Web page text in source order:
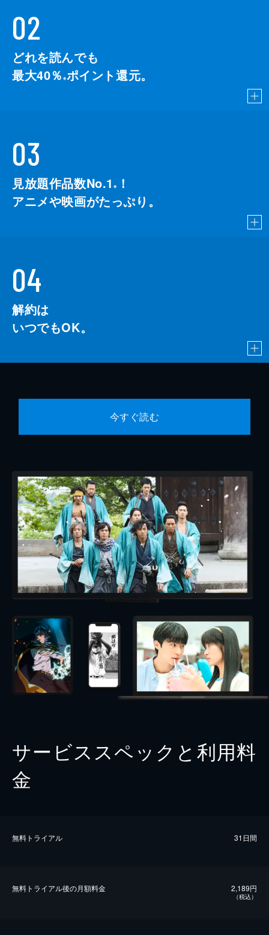
02
どれを読んでも
最大40％ ※ポイント還元。
03
見放題作品数No.1 ※
！
アニメや映画がたっぷり。
04
解約は
いつでもOK。
今すぐ読む
サービススペックと利用料
金
無料トライアル 31日間
無料トライアル後の⽉額料金 2,189円
（税込）